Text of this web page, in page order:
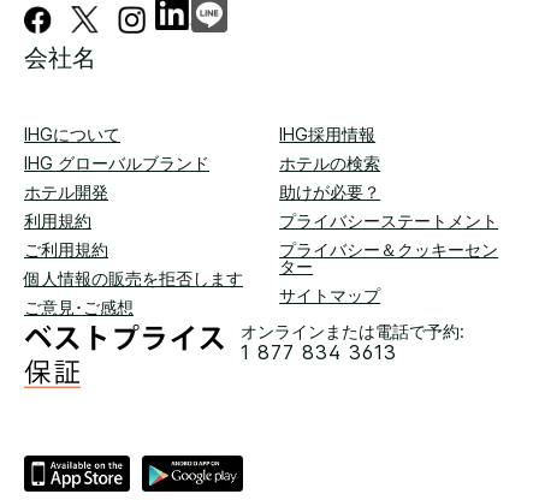
会社名
IHGについて
IHG採用情報
IHG グローバルブランド
ホテルの検索
ホテル開発
助けが必要？
利用規約
プライバシーステートメント
ご利用規約
プライバシー＆クッキーセン
ター
個人情報の販売を拒否します
サイトマップ
ご意見･ご感想
オンラインまたは電話で予約:
1 877 834 3613